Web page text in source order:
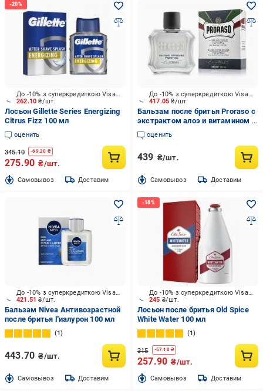
262.10₴/шт.
До -10% з суперкредиткою Visa Вигода
Лосьон Gillette Series Energizing
Citrus Fizz 100 мл
оценить
345.10 -69.20 ₴
275.90 ₴/шт.
Cамовывоз Доставим
417.05₴/шт.
До -10% з суперкредиткою Visa Вигода
Бальзам после бритья Proraso с
экстрактом алоэ и витамином Е
100 мл
оценить
439 ₴/шт.
Cамовывоз Доставим
421.51₴/шт.
До -10% з суперкредиткою Visa Вигода
Бальзам Nivea Антивозрастной
после бритья Гиалурон 100 мл
1
443.70 ₴/шт.
Cамовывоз Доставим
245 ₴/шт.
До -10% з суперкредиткою Visa Вигода
Лосьон после бритья Old Spice
White Water 100 мл
1
315 -57.10₴
257.90 ₴/шт.
Cамовывоз Доставим